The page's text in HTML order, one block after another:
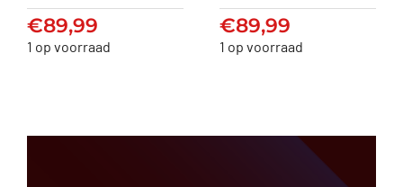
€89,99
€89,99
1 op voorraad
€89,99
€89,99
1 op voorraad